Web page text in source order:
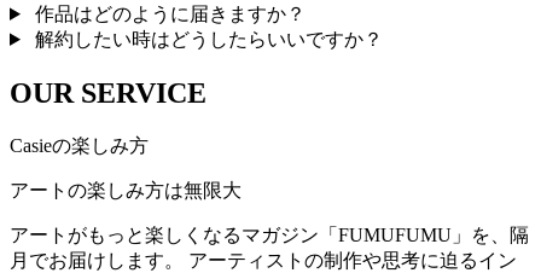
作品はどのように届きますか？
解約したい時はどうしたらいいですか？
OUR SERVICE
Casieの楽しみ方
アートの楽しみ方は無限大
アートがもっと楽しくなるマガジン「FUMUFUMU」を、隔
月でお届けします。 アーティストの制作や思考に迫るイン